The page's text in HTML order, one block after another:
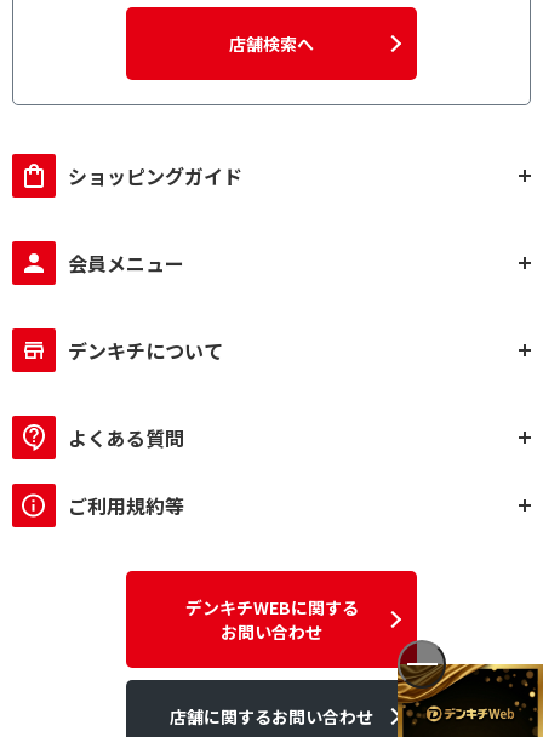
店舗検索へ
ショッピングガイド
会員メニュー
デンキチについて
よくある質問
ご利用規約等
デンキチWEBに関する
お問い合わせ
店舗に関するお問い合わせ